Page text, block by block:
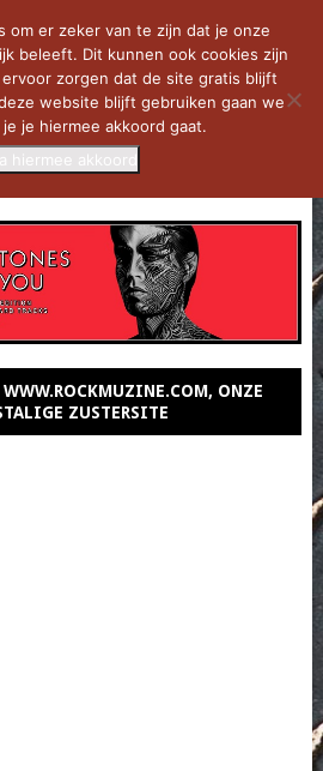
WWW.ROCKMUZINE.COM, ONZE
ZUSTERSITE
om er zeker van te zijn dat je onze
beleeft. Dit kunnen ook cookies zijn
zorgen dat de site gratis blijft
website blijft gebruiken gaan we
je hiermee akkoord gaat.
hiermee akkoord